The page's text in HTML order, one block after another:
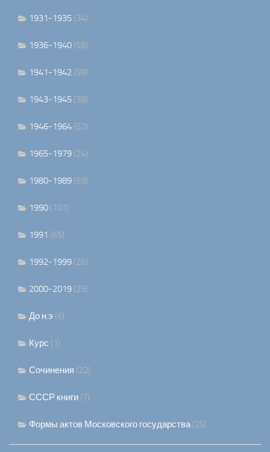
1931-1935 (34)
1936-1940 (55)
1941-1942 (59)
1943-1945 (38)
1946-1964 (52)
1965-1979 (24)
1980-1989 (59)
1990 (101)
1991 (65)
1992-1999 (26)
2000-2019 (25)
До н.э (6)
Курс (1)
Сочинения (22)
СССР книги (7)
Формы актов Московского государства(25)